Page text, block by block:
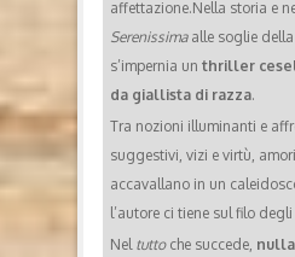
affettazione.Nella storia e
Serenissimaalle soglie della
s’impernia un thriller
da giallista di razza.
Tra nozioni illuminanti e
suggestivi, vizi e virtù,
accavallano in un
l’autore ci tiene sul filo
Nel tuttoche succede,